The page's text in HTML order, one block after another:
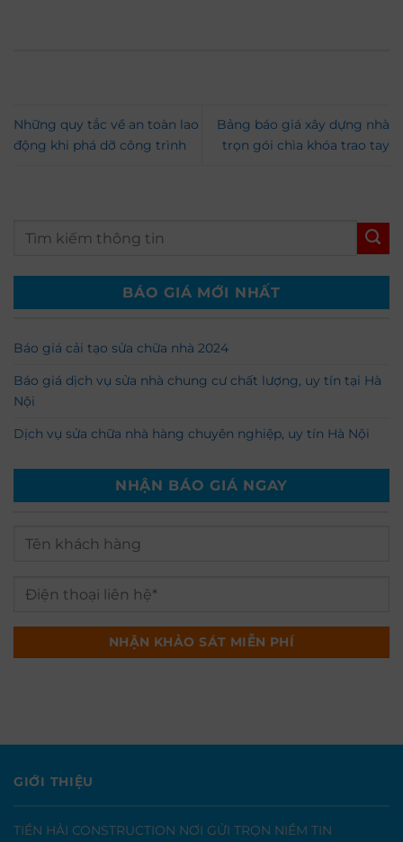
Những quy tắc về an toàn lao
động khi phá dỡ công trình
Bảng báo giá xây dựng nhà
trọn gói chìa khóa trao tay
BÁO GIÁ MỚI NHẤT
Báo giá cải tạo sửa chữa nhà 2024
Báo giá dịch vụ sửa nhà chung cư chất lượng, uy tín tại Hà
Nội
Dịch vụ sửa chữa nhà hàng chuyên nghiệp, uy tín Hà Nội
NHẬN BÁO GIÁ NGAY
GIỚI THIỆU
TIỀN HẢI CONSTRUCTION NƠI GỬI TRỌN NIỀM TIN